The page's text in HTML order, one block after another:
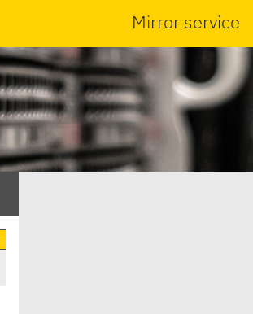
Mirror service